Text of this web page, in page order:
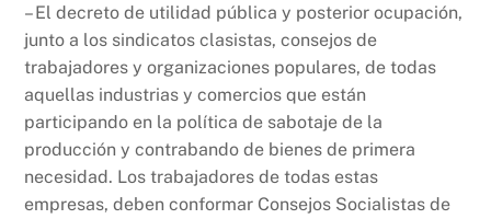
– El decreto de utilidad pública y posterior ocupación,
junto a los sindicatos clasistas, consejos de
trabajadores y organizaciones populares, de todas
aquellas industrias y comercios que están
participando en la política de sabotaje de la
producción y contrabando de bienes de primera
necesidad. Los trabajadores de todas estas
empresas, deben conformar Consejos Socialistas de